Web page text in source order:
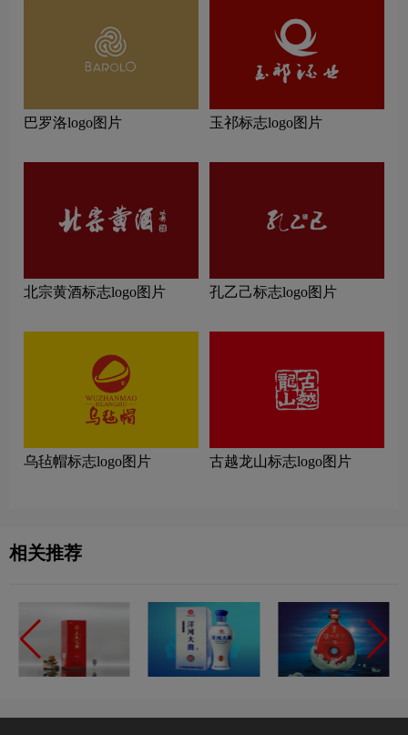
巴罗洛logo图片 玉祁标志logo图片
北宗黄酒标志logo图片 孔乙己标志logo图片
乌毡帽标志logo图片 古越龙山标志logo图片
相关推荐